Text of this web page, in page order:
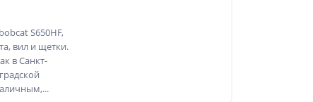
S650HF,
вил и щетки.
в Санкт-